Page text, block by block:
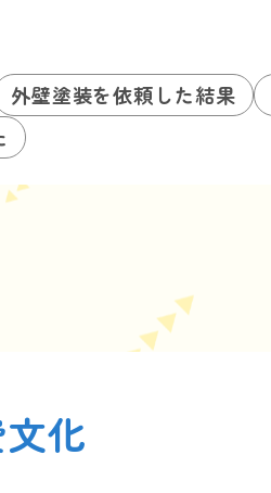
外壁塗装を依頼した結果
化